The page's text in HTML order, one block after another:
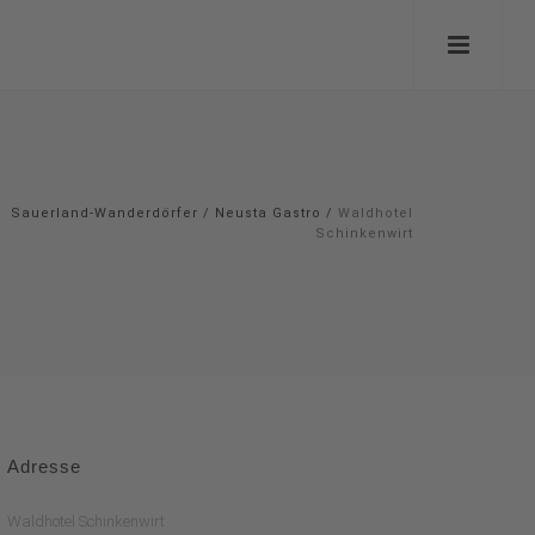
Sauerland-Wanderdörfer / Neusta Gastro / Waldhotel
Schinkenwirt
Adresse
Waldhotel Schinkenwirt